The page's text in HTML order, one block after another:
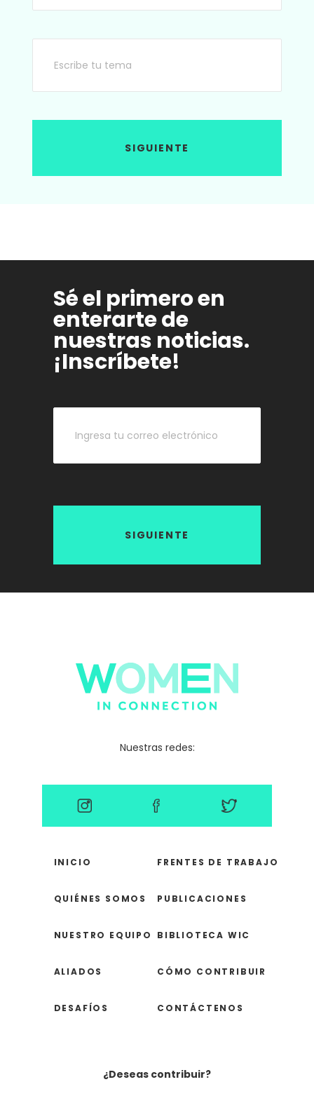
de cuenta. Es por ello, que este tipo de
SIGUIENTE
Sé el primero en
enterarte de
nuestras noticias.
¡Inscríbete!
SIGUIENTE
Nuestras redes:
INICIO
QUIÉNES SOMOS
NUESTRO EQUIPO
ALIADOS
DESAFÍOS
FRENTES DE TRABAJO
PUBLICACIONES
BIBLIOTECA WIC
CÓMO CONTRIBUIR
CONTÁCTENOS
¿Deseas contribuir?